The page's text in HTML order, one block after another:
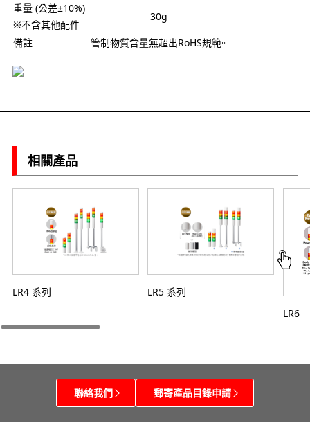
重量 (公差±10%)
※不含其他配件
30g
備註
管制物質含量無超出RoHS規範。
相關產品
LR4 系列
LR5 系列
LR6
聯絡我們 郵寄產品目錄申請